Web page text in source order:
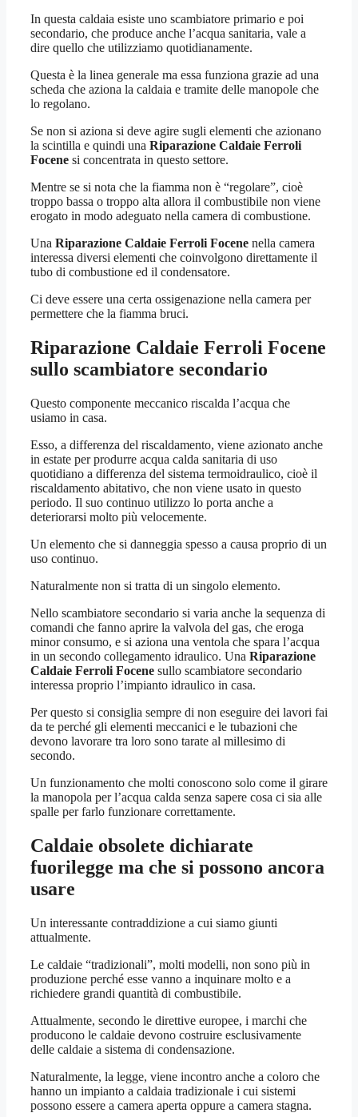
In questa caldaia esiste uno scambiatore primario e poi
secondario, che produce anche l’acqua sanitaria, vale a
dire quello che utilizziamo quotidianamente.
Questa è la linea generale ma essa funziona grazie ad una
scheda che aziona la caldaia e tramite delle manopole che
lo regolano.
Se non si aziona si deve agire sugli elementi che azionano
la scintilla e quindi una Riparazione Caldaie Ferroli
Focene si concentrata in questo settore.
Mentre se si nota che la fiamma non è “regolare”, cioè
troppo bassa o troppo alta allora il combustibile non viene
erogato in modo adeguato nella camera di combustione.
Una Riparazione Caldaie Ferroli Focene nella camera
interessa diversi elementi che coinvolgono direttamente il
tubo di combustione ed il condensatore.
Ci deve essere una certa ossigenazione nella camera per
permettere che la fiamma bruci.
Riparazione Caldaie Ferroli Focene
sullo scambiatore secondario
Questo componente meccanico riscalda l’acqua che
usiamo in casa.
Esso, a differenza del riscaldamento, viene azionato anche
in estate per produrre acqua calda sanitaria di uso
quotidiano a differenza del sistema termoidraulico, cioè il
riscaldamento abitativo, che non viene usato in questo
periodo. Il suo continuo utilizzo lo porta anche a
deteriorarsi molto più velocemente.
Un elemento che si danneggia spesso a causa proprio di un
uso continuo.
Naturalmente non si tratta di un singolo elemento.
Nello scambiatore secondario si varia anche la sequenza di
comandi che fanno aprire la valvola del gas, che eroga
minor consumo, e si aziona una ventola che spara l’acqua
in un secondo collegamento idraulico. Una Riparazione
Caldaie Ferroli Focene sullo scambiatore secondario
interessa proprio l’impianto idraulico in casa.
Per questo si consiglia sempre di non eseguire dei lavori fai
da te perché gli elementi meccanici e le tubazioni che
devono lavorare tra loro sono tarate al millesimo di
secondo.
Un funzionamento che molti conoscono solo come il girare
la manopola per l’acqua calda senza sapere cosa ci sia alle
spalle per farlo funzionare correttamente.
Caldaie obsolete dichiarate
fuorilegge ma che si possono ancora
usare
Un interessante contraddizione a cui siamo giunti
attualmente.
Le caldaie “tradizionali”, molti modelli, non sono più in
produzione perché esse vanno a inquinare molto e a
richiedere grandi quantità di combustibile.
Attualmente, secondo le direttive europee, i marchi che
producono le caldaie devono costruire esclusivamente
delle caldaie a sistema di condensazione.
Naturalmente, la legge, viene incontro anche a coloro che
hanno un impianto a caldaia tradizionale i cui sistemi
possono essere a camera aperta oppure a camera stagna.